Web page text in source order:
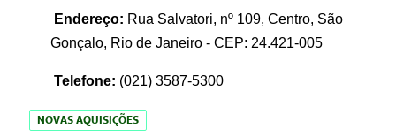
Endereço: Rua Salvatori, nº 109, Centro, São
Gonçalo, Rio de Janeiro - CEP: 24.421-005
Telefone: (021) 3587-5300
NOVAS AQUISIÇÕES